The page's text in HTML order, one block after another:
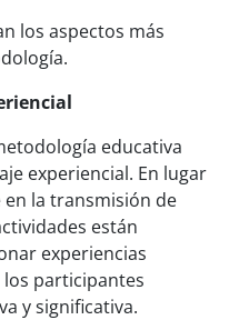
los aspectos más
educativa
experiencial. En lugar
la transmisión de
están
experiencias
participantes
y significativa.